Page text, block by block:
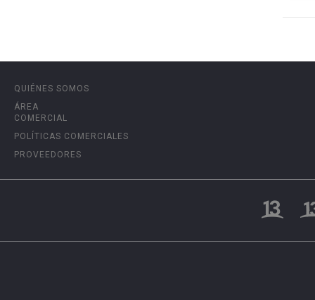
QUIÉNES SOMOS
ÁREA
COMERCIAL
POLÍTICAS COMERCIALES
PROVEEDORES